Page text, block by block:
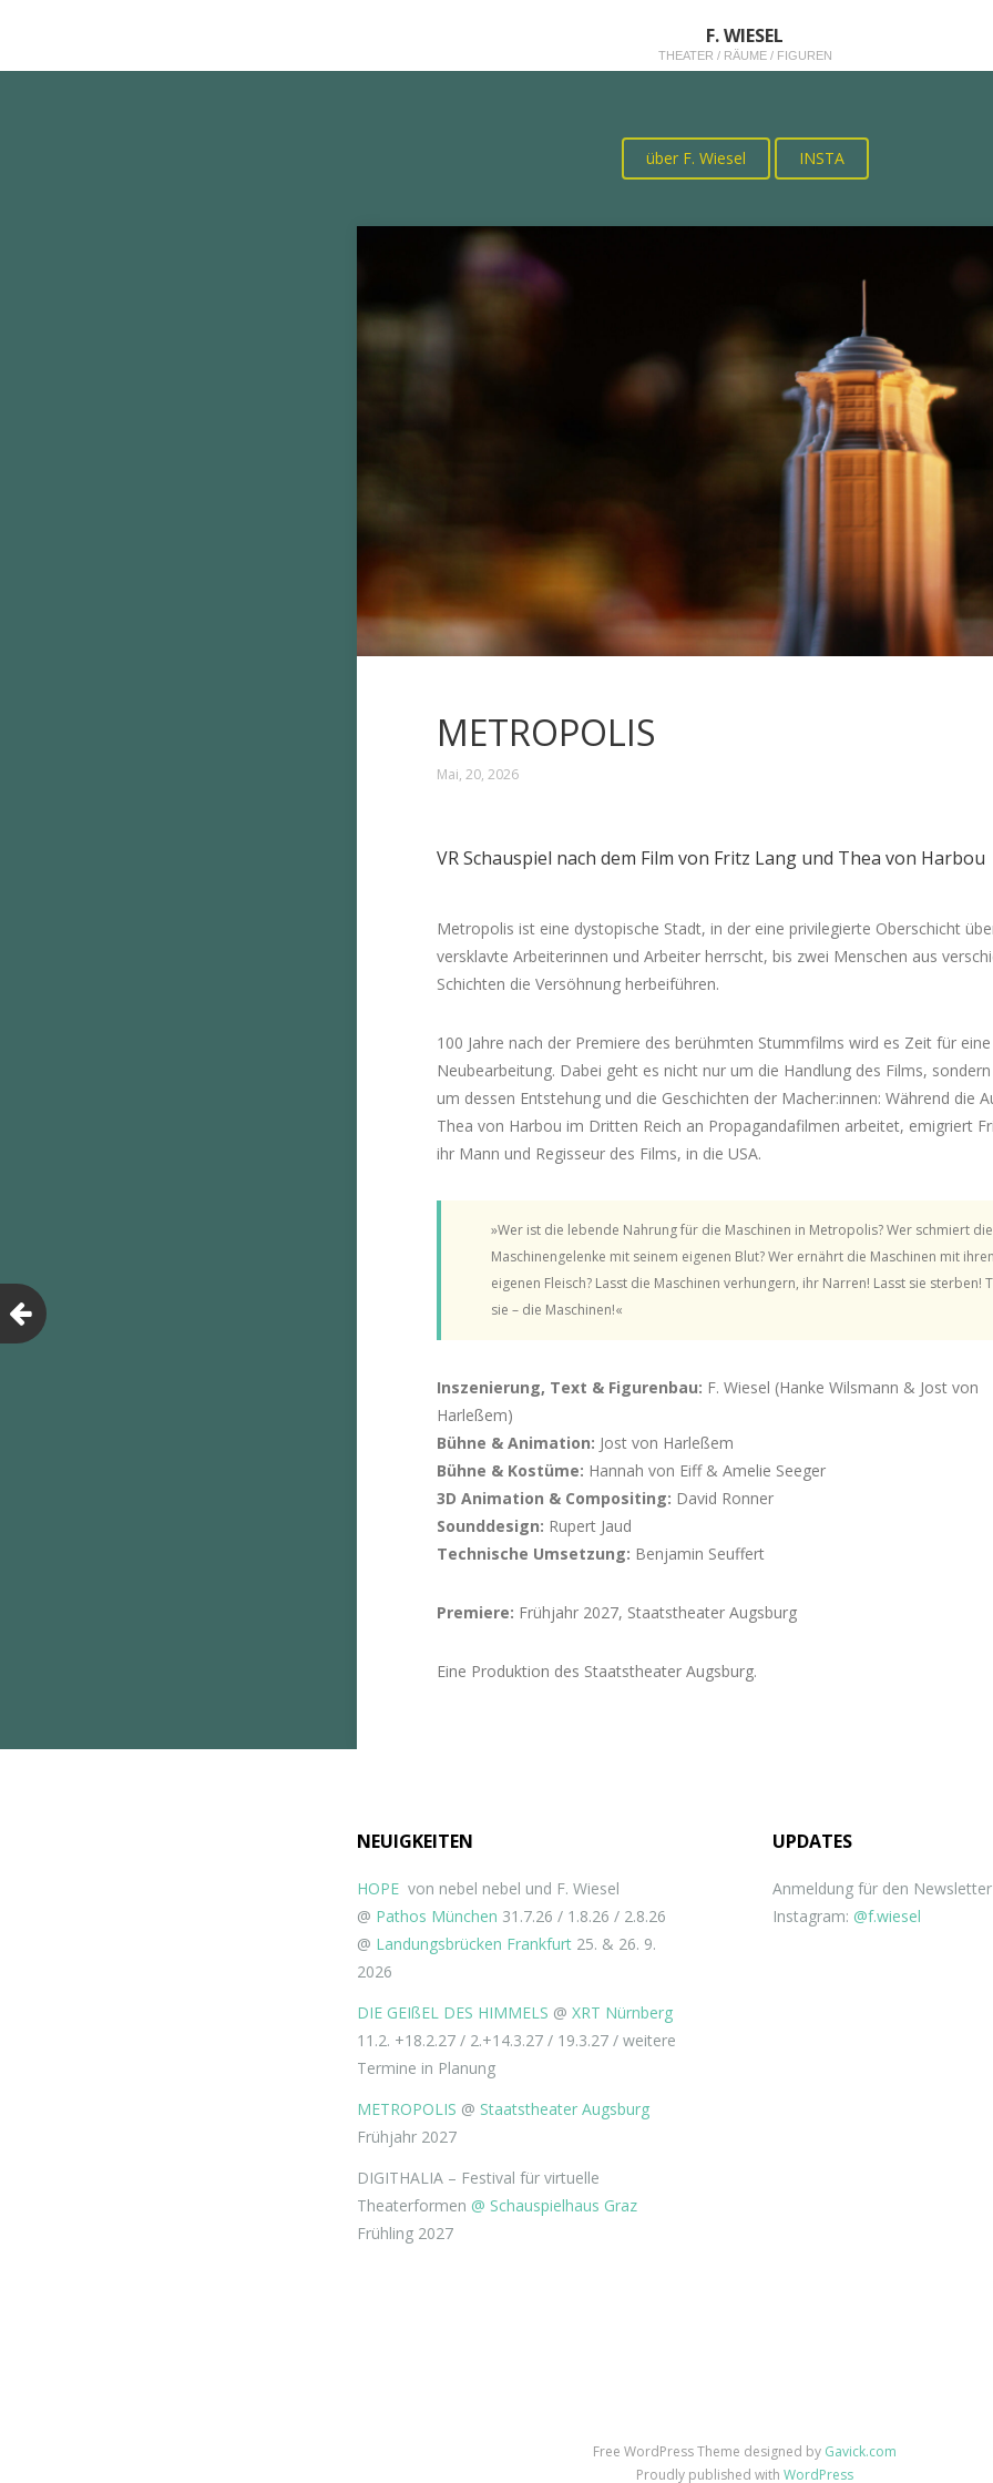
F. WIESEL
THEATER / RÄUME / FIGUREN
über F. Wiesel INSTA
METROPOLIS
Mai, 20, 2026
VR Schauspiel nach dem Film von Fritz Lang und Thea von Harbou
Metropolis ist eine dystopische Stadt, in der eine privilegierte Oberschicht
versklavte Arbeiterinnen und Arbeiter herrscht, bis zwei Menschen aus
Schichten die Versöhnung herbeiführen.
100 Jahre nach der Premiere des berühmten Stummfilms wird es Zeit für
Neubearbeitung. Dabei geht es nicht nur um die Handlung des Films,
um dessen Entstehung und die Geschichten der Macher:innen: Während die
Thea von Harbou im Dritten Reich an Propagandafilmen arbeitet, emigriert
ihr Mann und Regisseur des Films, in die USA.
»Wer ist die lebende Nahrung für die Maschinen in Metropolis? Wer schmiert die
Maschinengelenke mit seinem eigenen Blut? Wer ernährt die Maschinen mit
eigenen Fleisch? Lasst die Maschinen verhungern, ihr Narren! Lasst sie sterben!
sie – die Maschinen!«
Inszenierung, Text & Figurenbau: F. Wiesel (Hanke Wilsmann & Jost von
Harleßem)
Bühne & Animation: Jost von Harleßem
Bühne & Kostüme: Hannah von Eiff & Amelie Seeger
3D Animation & Compositing: David Ronner
Sounddesign: Rupert Jaud
Technische Umsetzung: Benjamin Seuffert
Premiere: Frühjahr 2027, Staatstheater Augsburg
Eine Produktion des Staatstheater Augsburg.
NEUIGKEITEN
HOPE von nebel nebel und F. Wiesel
@ Pathos München 31.7.26 / 1.8.26 / 2.8.26
@ Landungsbrücken Frankfurt 25. & 26. 9.
2026
DIE GEIßEL DES HIMMELS @ XRT Nürnberg
11.2. +18.2.27 / 2.+14.3.27 / 19.3.27 / weitere
Termine in Planung
METROPOLIS @ Staatstheater Augsburg
Frühjahr 2027
DIGITHALIA – Festival für virtuelle
Theaterformen @ Schauspielhaus Graz
Frühling 2027
UPDATES
Anmeldung für den Newsletter
Instagram: @f.wiesel
Free WordPress Theme designed by Gavick.com
Proudly published with WordPress